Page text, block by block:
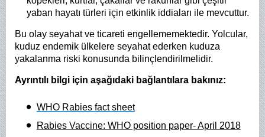
yaban hayatı türleri için etkinlik iddiaları ile mevcuttur.
Bu olay seyahat ve ticareti engellememektedir. Yolcular,
kuduz endemik ülkelere seyahat ederken kuduza
yakalanma riski konusunda bilinçlendirilmelidir.
Ayrıntılı bilgi için aşağıdaki bağlantılara bakınız:
WHO Rabies fact sheet
Rabies Vaccine: WHO position paper- April 2018